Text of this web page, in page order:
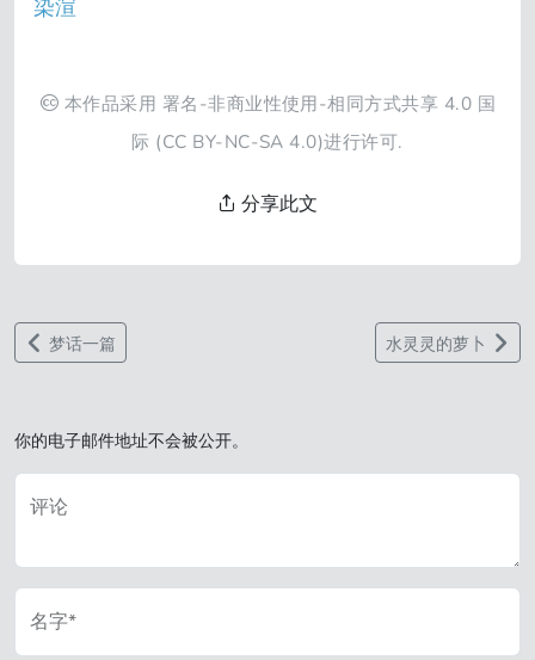
染渲
本作品采用 署名-非商业性使用-相同方式共享 4.0 国
际 (CC BY-NC-SA 4.0)进行许可.
分享此文
梦话一篇 水灵灵的萝卜
你的电子邮件地址不会被公开。
评论
名字*